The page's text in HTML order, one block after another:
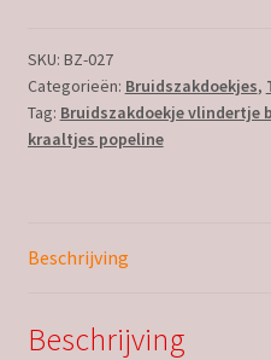
SKU: BZ-027
Categorieën: Bruidszakdoekjes,
Tag: Bruidszakdoekje vlindertje
kraaltjes popeline
Beschrijving
Beschrijving